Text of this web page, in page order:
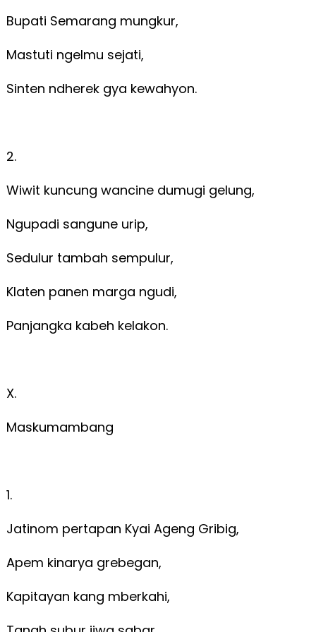
Bupati Semarang mungkur,
Mastuti ngelmu sejati,
Sinten ndherek gya kewahyon.
2.
Wiwit kuncung wancine dumugi gelung,
Ngupadi sangune urip,
Sedulur tambah sempulur,
Klaten panen marga ngudi,
Panjangka kabeh kelakon.
X.
Maskumambang
1.
Jatinom pertapan Kyai Ageng Gribig,
Apem kinarya grebegan,
Kapitayan kang mberkahi,